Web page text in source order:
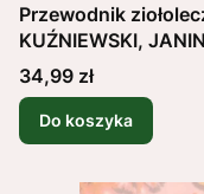
Przewodnik
KUŹNIEWSKI,
Cena
34,99 zł
Do koszyka